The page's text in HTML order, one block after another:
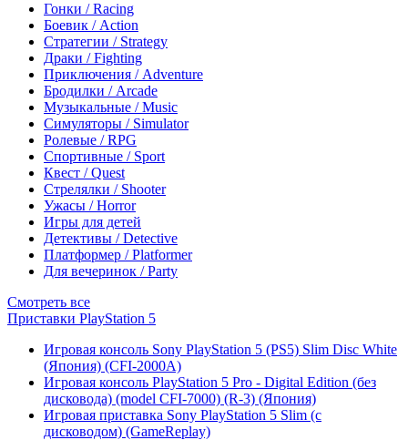
Гонки / Racing
Боевик / Action
Стратегии / Strategy
Драки / Fighting
Приключения / Adventure
Бродилки / Arcade
Музыкальные / Music
Симуляторы / Simulator
Ролевые / RPG
Спортивные / Sport
Квест / Quest
Стрелялки / Shooter
Ужасы / Horror
Игры для детей
Детективы / Detective
Платформер / Platformer
Для вечеринок / Party
Смотреть все
Приставки PlayStation 5
Игровая консоль Sony PlayStation 5 (PS5) Slim Disc White
(Япония) (CFI-2000A)
Игровая консоль PlayStation 5 Pro - Digital Edition (без
дисковода) (model CFI-7000) (R-3) (Япония)
Игровая приставка Sony PlayStation 5 Slim (с
дисководом) (GameReplay)